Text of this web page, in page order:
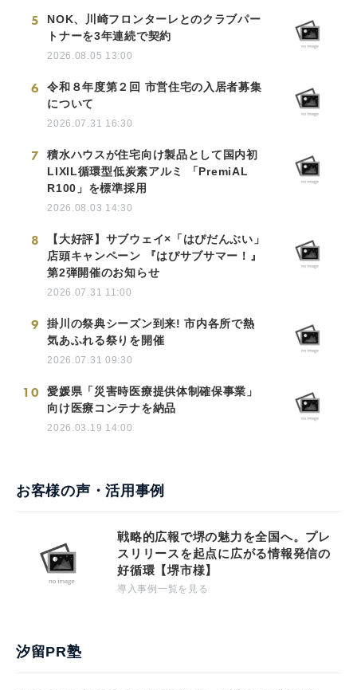
5
NOK、川崎フロンターレとのクラブパー
トナーを3年連続で契約
2026.08.05 13:00
6
令和８年度第２回 市営住宅の入居者募集
について
2026.07.31 16:30
7
積水ハウスが住宅向け製品として国内初
LIXIL循環型低炭素アルミ 「PremiAL
R100」を標準採用
2026.08.03 14:30
8
【大好評】サブウェイ×「はぴだんぶい」
店頭キャンペーン 『はぴサブサマー！』
第2弾開催のお知らせ
2026.07.31 11:00
9
掛川の祭典シーズン到来! 市内各所で熱
気あふれる祭りを開催
2026.07.31 09:30
10
愛媛県「災害時医療提供体制確保事業」
向け医療コンテナを納品
2026.03.19 14:00
お客様の声・活用事例
戦略的広報で堺の魅力を全国へ。プレ
スリリースを起点に広がる情報発信の
好循環【堺市様】
導入事例一覧を見る
汐留PR塾